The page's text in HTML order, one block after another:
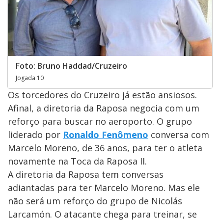
Foto: Bruno Haddad/Cruzeiro
Jogada 10
Os torcedores do Cruzeiro já estão ansiosos.
Afinal, a diretoria da Raposa negocia com um
reforço para buscar no aeroporto. O grupo
liderado por Ronaldo Fenômeno conversa com
Marcelo Moreno, de 36 anos, para ter o atleta
novamente na Toca da Raposa II.
A diretoria da Raposa tem conversas
adiantadas para ter Marcelo Moreno. Mas ele
não será um reforço do grupo de Nicolás
Larcamón. O atacante chega para treinar, se